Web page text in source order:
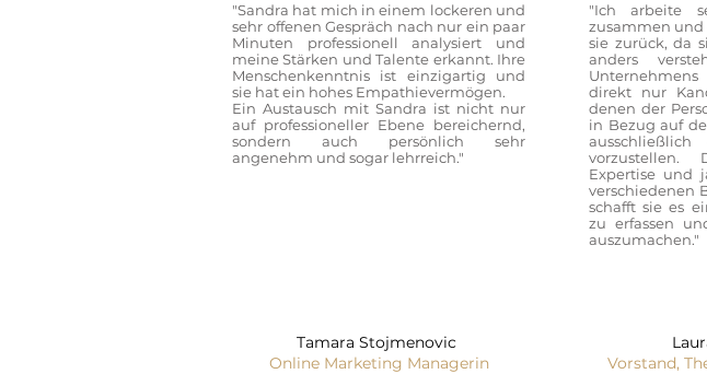
"Sandra hat mich in einem lockeren und
sehr offenen Gespräch nach nur ein paar
Minuten professionell analysiert und
meine Stärken und Talente erkannt. Ihre
Menschenkenntnis ist einzigartig und
sie hat ein hohes Empathievermögen.
Ein Austausch mit Sandra ist nicht nur
auf professioneller Ebene bereichernd,
sondern auch persönlich sehr
angenehm und sogar lehrreich."
Tamara Stojmenovic
Online Marketing Managerin
"Ich arbeite
zusammen
sie zurück, da
anders
direkt nur
denen der
in Bezug auf
ausschließlich
vorzustellen.
Expertise und
verschiedenen
schafft sie es
zu erfassen
auszumachen."
Vorstand,